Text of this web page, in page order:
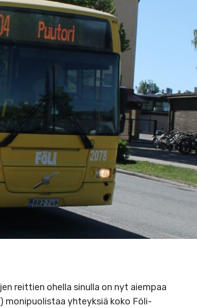
reittien ohella sinulla on nyt aiempaa
monipuolistaa yhteyksiä koko Föli-